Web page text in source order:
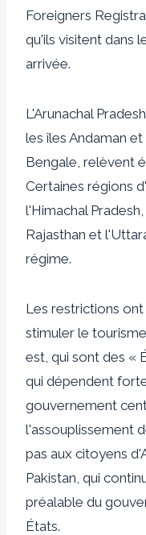
Foreigners
qu'ils visitent dans
arrivée.
L'Arunachal
les îles Andaman
Bengale, relèvent
Certaines régions
l'Himachal
Rajasthan et
régime.
Les restrictions
stimuler le
est, qui sont des «
qui dépendent
gouvernement
l'assouplissement
pas aux citoyens
Pakistan, qui
préalable du
États.